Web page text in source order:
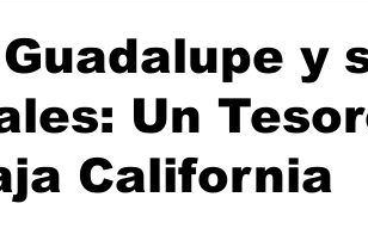
Vida Animal Mujeres que cambiaron la
y
Un
California